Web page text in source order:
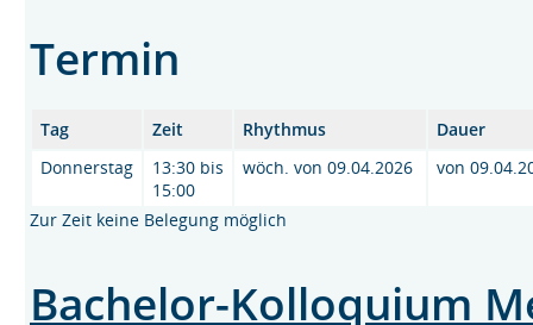
Termin
Tag Zeit Rhythmus
Dauer
Donnerstag
13:30 bis
15:00
wöch. von 09.04.2026 von
Zur Zeit keine Belegung möglich
Bachelor-Kolloquium